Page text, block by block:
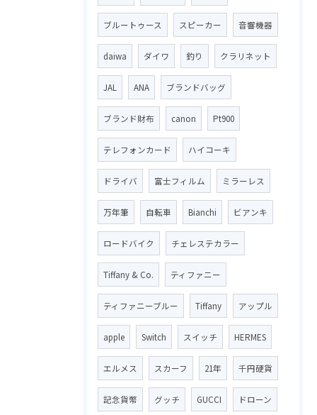
ブルートゥース スピーカー 音響機器
daiwa ダイワ 釣り クラリネット
JAL ANA ブランドバッグ
ブランド財布 canon Pt900
テレフォンカード ハイコーキ
ドライバ 富士フィルム ミラーレス
万年筆 自転車 Bianchi ビアンキ
ロードバイク チェレステカラー
Tiffany & Co. ティファニー
ティファニーブルー Tiffany アップル
apple Switch スイッチ HERMES
エルメス スカーフ 21年 千円硬貨
記念貨幣 グッチ GUCCI ドローン